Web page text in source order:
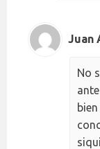
Juan
No